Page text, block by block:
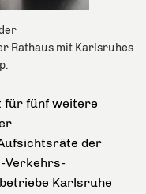
Rathaus mit Karlsruhes
für fünf weitere
der
Verkehrs-
Karlsruhe